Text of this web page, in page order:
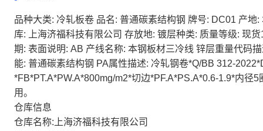
≤10mm*标准公差仅限现货改判
品种大类: 冷轧板卷 品名: 普通碳素结构钢 牌号: DC01 产地:
库: 上海济福科技有限公司 存放地: 镀层种类: 质量等级: 现货
期: 表面说明: AB 产线名称: 本钢板材三冷线 锌层重量代码
能: 普通碳素结构钢 PA属性描述: 冷轧钢卷*Q/BB 312-
*FB*PT.A*PW.A*800mg/m2*切边*PF.A*PS.A*0.6-1.9*内径
用。
仓库信息
仓库名称:上海济福科技有限公司